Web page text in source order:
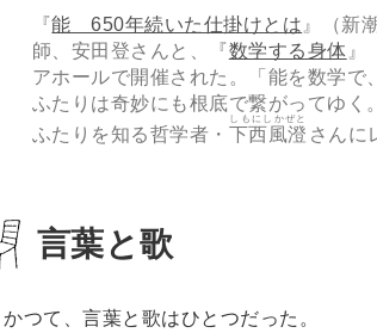
『能 650年続いた仕掛けとは 』（新
師、安田登さんと、『数学する身体 』
アホールで開催された。「能を数学で
ふたりは奇妙にも根底で繋がってゆく
ふたりを知る哲学者・ 下西風澄
しもにしかぜと
さんに
言葉と歌
つて、言葉と歌はひとつだった。